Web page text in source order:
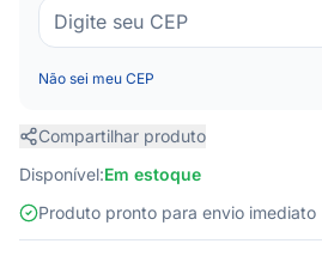
Não sei meu CEP
Compartilhar produto
Disponível:Em estoque
Produto pronto para envio imediato